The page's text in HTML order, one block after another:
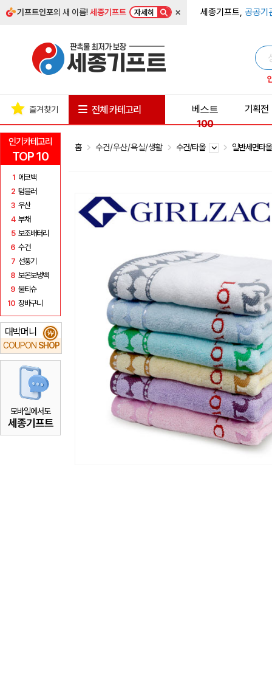
기프트인포의 새 이름!세종기프트 자세히 × 세종기프트, 공공기
인기카테고리
TOP 10
1 에코백
2 텀블러
3 우산
4 부채
5 보조배터리
6 수건
7 선풍기
8 보온보냉백
9 물티슈
10 장바구니
대박머니
COUPON SHOP
₩
모바일에서도
세종기프트
즐겨찾기 전체 카테고리
베스트
100
기획전
홈 수건/우산/욕실/생활 수건/타올 일반세면타